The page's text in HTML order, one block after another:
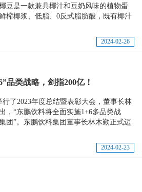
豆是一款兼具椰汁和豆奶风味的植物蛋
榨椰浆、低脂、0反式脂肪酸，既有椰汁
2024-02-26
品类战略，剑指200亿！
了2023年度总结暨表彰大会，董事长林
，“东鹏饮料将全面实施1+6多品类战
团”。东鹏饮料集团董事长林木勤正式迈
2024-02-23